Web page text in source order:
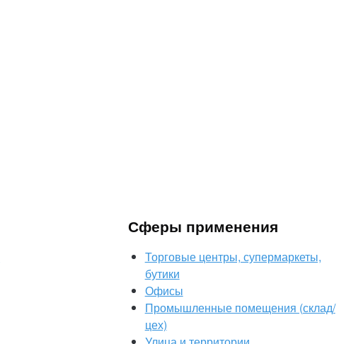
Сферы применения
Торговые центры, супермаркеты,
бутики
Офисы
Промышленные помещения (склад/
цех)